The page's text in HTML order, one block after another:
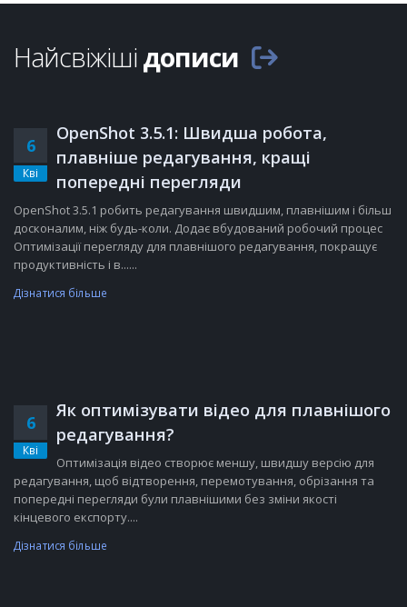
Найсвіжішідописи
6
Кві
OpenShot 3.5.1: Швидша робота,
плавніше редагування, кращі
попередні перегляди
OpenShot 3.5.1 робить редагування швидшим, плавнішим і більш
досконалим, ніж будь-коли. Додає вбудований робочий процес
Оптимізації перегляду для плавнішого редагування, покращує
продуктивність і в......
Дізнатися більше
6
Кві
Як оптимізувати відео для плавнішого
редагування?
Оптимізація відео створює меншу, швидшу версію для
редагування, щоб відтворення, перемотування, обрізання та
попередні перегляди були плавнішими без зміни якості
кінцевого експорту....
Дізнатися більше